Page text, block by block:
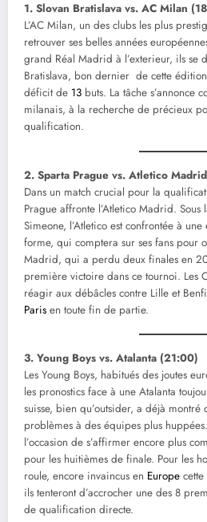
1. Slovan Bratislava vs. AC Milan
L’AC Milan, un des clubs les plus
retrouver ses belles années
grand Réal Madrid à l’exterieur, ils se
Bratislava, bon dernier de cette
déficit de 13 buts. La tâche s’annonce
milanais, à la recherche de précieux
qualification.
2. Sparta Prague vs. Atletico
Dans un match crucial pour la
Prague affronte l’Atletico Madrid.
Simeone, l’Atletico est confrontée à
forme, qui comptera sur ses fans pour
Madrid, qui a perdu deux finales en
première victoire dans ce tournoi. Les
réagir aux débâcles contre Lille et
Paris en toute fin de partie.
3. Young Boys vs. Atalanta (21:00)
Les Young Boys, habitués des joutes
les pronostics face à une Atalanta
suisse, bien qu’outsider, a déjà montré
problèmes à des équipes plus
l’occasion de s’affirmer encore plus
pour les huitièmes de finale. Pour les
roule, encore invaincus en Europe
ils tenteront d’accrocher une des 8
de qualification directe.